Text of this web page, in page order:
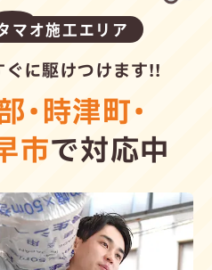
マオ施工エリア
に駆けつけます!!
・時津町・
市で対応中